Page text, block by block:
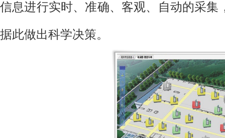
信息进行实时、准确、客观、自动的采
据此做出科学决策。